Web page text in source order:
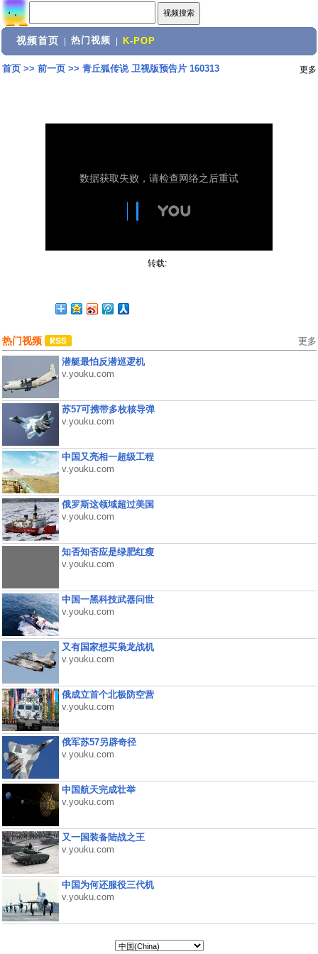
视频首页 热门视频 K-POP
首页>> 前一页>> 青丘狐传说 卫视版预告片 160313 更多
转载:
热门视频 更多
潜艇最怕反潜巡逻机
v.youku.com
苏57可携带多枚核导弹
v.youku.com
中国又亮相一超级工程
v.youku.com
俄罗斯这领域超过美国
v.youku.com
知否知否应是绿肥红瘦
v.youku.com
中国一黑科技武器问世
v.youku.com
又有国家想买枭龙战机
v.youku.com
俄成立首个北极防空营
v.youku.com
俄军苏57另辟奇径
v.youku.com
中国航天完成壮举
v.youku.com
又一国装备陆战之王
v.youku.com
中国为何还服役三代机
v.youku.com